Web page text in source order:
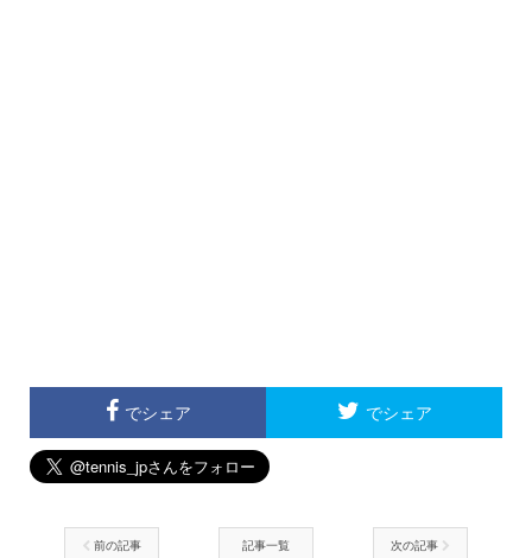
でシェア でシェア
前の記事 記事一覧 次の記事